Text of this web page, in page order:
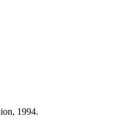
1994.